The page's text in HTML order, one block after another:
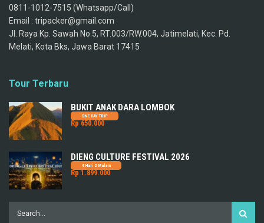
0811-1012-7515 (Whatsapp/Call)
Email : tripacker@gmail.com
Jl. Raya Kp. Sawah No.5, RT.003/RW.004, Jatimelati, Kec. Pd.
Melati, Kota Bks, Jawa Barat 17415
Tour Terbaru
BUKIT ANAK DARA LOMBOK
ONE DAY TRIP
Rp 650.000
DIENG CULTURE FESTIVAL 2026
4 Hari 2 Malam
Rp 1.899.000